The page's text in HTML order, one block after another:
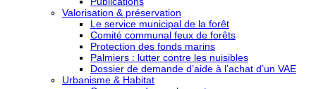
Valorisation & préservation
Le service municipal de la forêt
Comité communal feux de forêts
Protection des fonds marins
Palmiers : lutter contre les nuisibles
Dossier de demande d’aide à l’achat d’un VAE
Urbanisme & Habitat